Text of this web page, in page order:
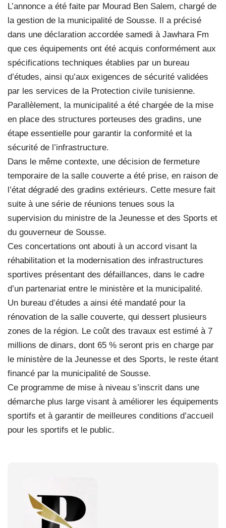
L’annonce a été faite par Mourad Ben Salem, chargé de
la gestion de la municipalité de Sousse. Il a précisé
dans une déclaration accordée samedi à Jawhara Fm
que ces équipements ont été acquis conformément aux
spécifications techniques établies par un bureau
d’études, ainsi qu’aux exigences de sécurité validées
par les services de la Protection civile tunisienne.
Parallèlement, la municipalité a été chargée de la mise
en place des structures porteuses des gradins, une
étape essentielle pour garantir la conformité et la
sécurité de l’infrastructure.
Dans le même contexte, une décision de fermeture
temporaire de la salle couverte a été prise, en raison de
l’état dégradé des gradins extérieurs. Cette mesure fait
suite à une série de réunions tenues sous la
supervision du ministre de la Jeunesse et des Sports et
du gouverneur de Sousse.
Ces concertations ont abouti à un accord visant la
réhabilitation et la modernisation des infrastructures
sportives présentant des défaillances, dans le cadre
d’un partenariat entre le ministère et la municipalité.
Un bureau d’études a ainsi été mandaté pour la
rénovation de la salle couverte, qui dessert plusieurs
zones de la région. Le coût des travaux est estimé à 7
millions de dinars, dont 65 % seront pris en charge par
le ministère de la Jeunesse et des Sports, le reste étant
financé par la municipalité de Sousse.
Ce programme de mise à niveau s’inscrit dans une
démarche plus large visant à améliorer les équipements
sportifs et à garantir de meilleures conditions d’accueil
pour les sportifs et le public.